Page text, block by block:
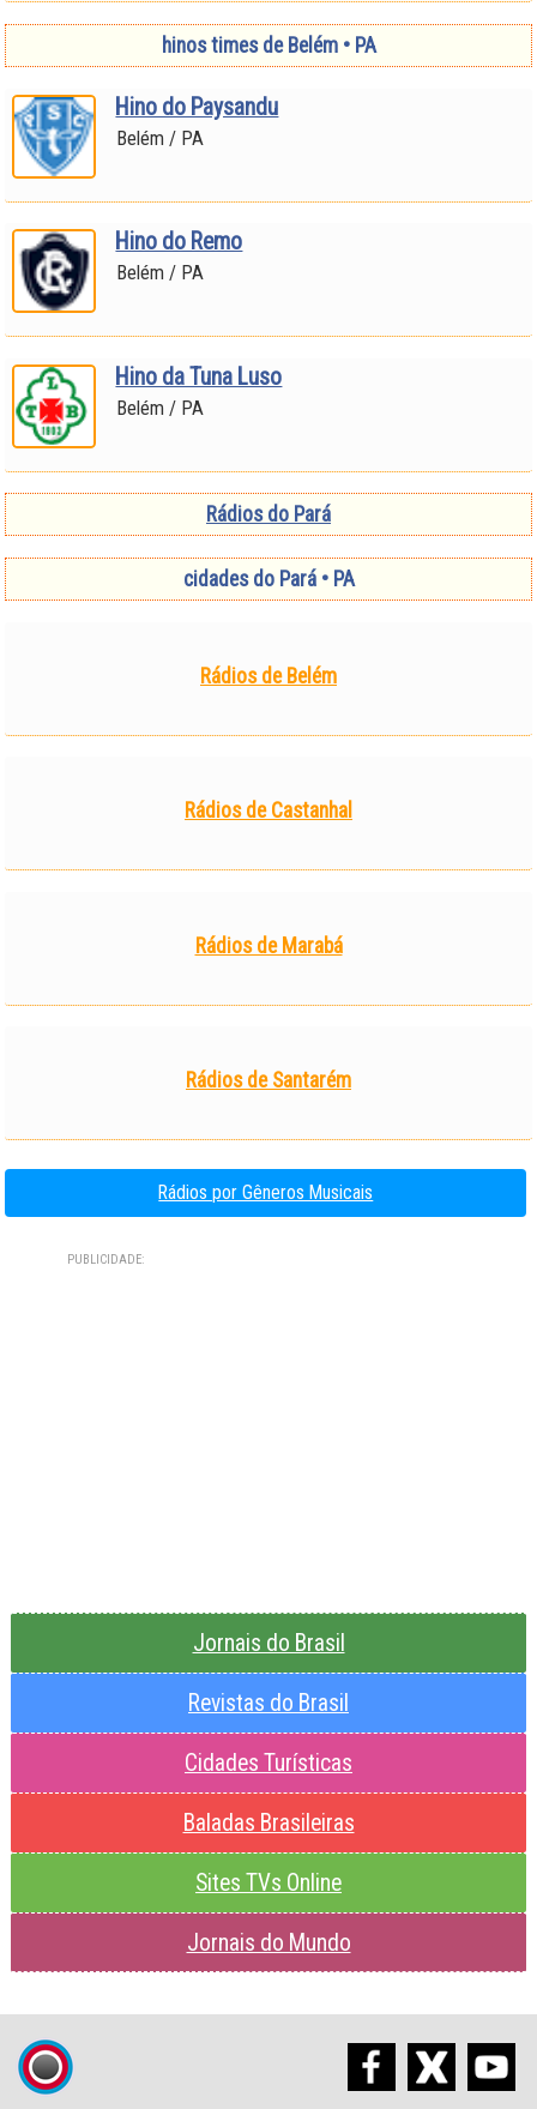
hinos times de Belém • PA
Hino do Paysandu
Belém / PA
Hino do Remo
Belém / PA
Hino da Tuna Luso
Belém / PA
Rádios do Pará
cidades do Pará • PA
Rádios de Belém
Rádios de Castanhal
Rádios de Marabá
Rádios de Santarém
Rádios por Gêneros Musicais
PUBLICIDADE:
Jornais do Brasil
Revistas do Brasil
Cidades Turísticas
Baladas Brasileiras
Sites TVs Online
Jornais do Mundo